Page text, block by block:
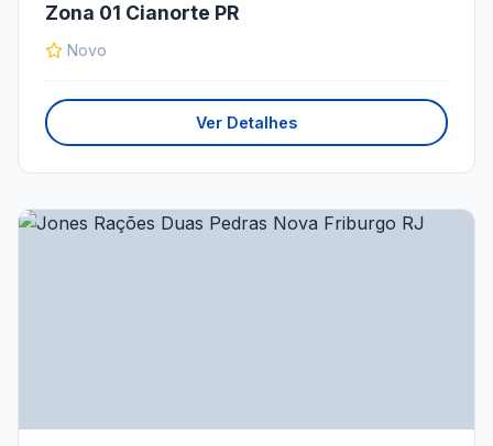
Zona 01 Cianorte PR
Novo
Ver Detalhes